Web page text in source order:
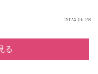
2024.06.28
る